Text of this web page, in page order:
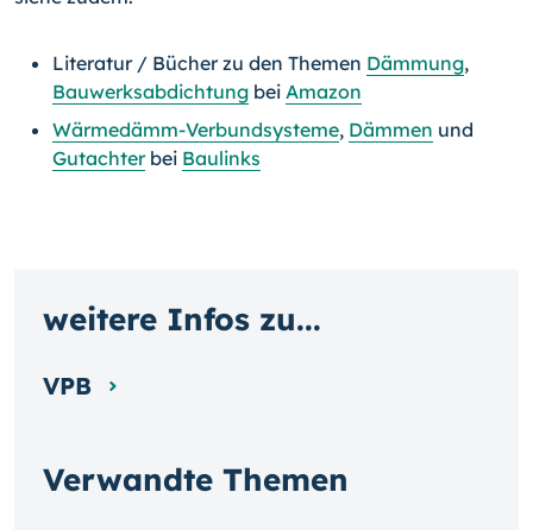
Literatur / Bücher zu den Themen Dämmung,
Bauwerksabdichtung bei Amazon
Wärmedämm-Verbundsysteme, Dämmen und
Gutachterbei Baulinks
Verwandte Themen
weitere Infos zu...
VPB